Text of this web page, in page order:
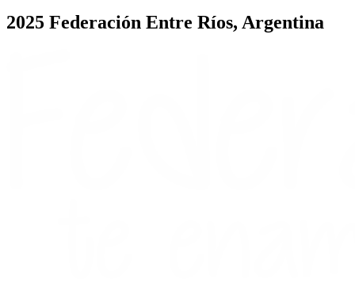
2025 Federación Entre Ríos, Argentina